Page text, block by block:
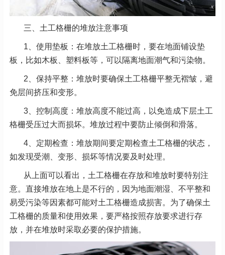
三、土工格栅的堆放注意事项
1、使用垫板：在堆放土工格栅时，要在地面铺设垫
板，比如木板、塑料板等，可以隔离地面潮气和污染物。
2、保持平整：堆放时要确保土工格栅平整无褶皱，避
免层间挤压和变形。
3、控制高度：堆放高度不能过高，以免造成下层土工
格栅受压过大而损坏。堆放过程中要防止倾倒和滑落。
4、定期检查：堆放期间要定期检查土工格栅的状态，
如发现受潮、变形、损坏等情况要及时处理。
从上面可以看出，土工格栅在存放和堆放时要特别注
意。直接堆放在地上是不行的，因为地面潮湿、不平整和
易受污染等因素都可能对土工格栅造成损害。为了确保土
工格栅的质量和使用效果，要严格按照存放要求进行存
放，并在堆放时采取必要的保护措施。